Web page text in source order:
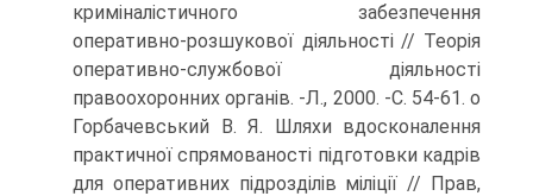
криміналістичного забезпечення
оперативно-розшукової діяльності // Теорія
оперативно-службової діяльності
правоохоронних органів. -Л., 2000. -С. 54-61. о
Горбачевський В. Я. Шляхи вдосконалення
практичної спрямованості підготовки кадрів
для оперативних підрозділів міліції // Прав,